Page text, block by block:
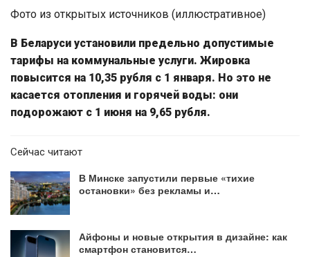
Фото из открытых источников (иллюстративное)
В Беларуси установили предельно допустимые
тарифы на коммунальные услуги. Жировка
повысится на 10,35 рубля с 1 января. Но это не
касается отопления и горячей воды: они
подорожают с 1 июня на 9,65 рубля.
Сейчас читают
В Минске запустили первые «тихие
остановки» без рекламы и…
Айфоны и новые открытия в дизайне: как
смартфон становится…